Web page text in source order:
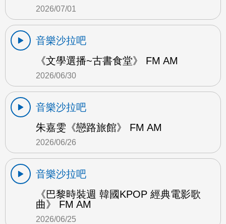
2026/07/01
音樂沙拉吧
《文學選播~古書食堂》 FM AM
2026/06/30
音樂沙拉吧
朱嘉雯《戀路旅館》 FM AM
2026/06/26
音樂沙拉吧
《巴黎時裝週 韓國KPOP 經典電影歌
曲》 FM AM
2026/06/25